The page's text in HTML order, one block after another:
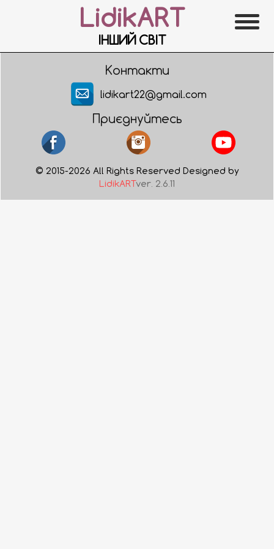
LidikART
ІНШИЙ СВІТ
Контакти
lidikart22@gmail.com
Приєднуйтесь
© 2015-2026 All Rights Reserved Designed by
LidikARTver. 2.6.11